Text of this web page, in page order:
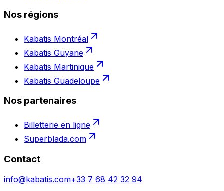
Nos régions
Kabatis Montréal
Kabatis Guyane
Kabatis Martinique
Kabatis Guadeloupe
Nos partenaires
Billetterie en ligne
Superblada.com
Contact
info@kabatis.com+33 7 68 42 32 94